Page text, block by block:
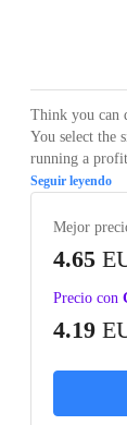
Think you can
You select the
running a
Seguir leyendo
Mejor
4.65
Precio con
4.19